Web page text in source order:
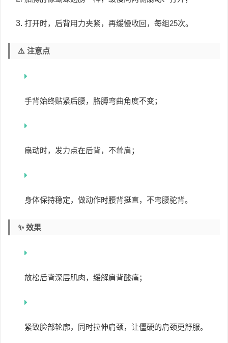
打开时，后背用力夹紧，再缓慢收回，每组25次。
⚠️ 注意点
手背始终贴紧后腰，胳膊弯曲角度不变；
扇动时，发力点在后背，不耸肩；
身体保持稳定，做动作时腰背挺直，不弯腰驼背。
✨ 效果
放松后背深层肌肉，缓解肩背酸痛；
紧致脸部轮廓，同时拉伸肩颈，让僵硬的肩颈更舒服。